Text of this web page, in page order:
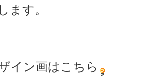
ます。
イン画はこちら